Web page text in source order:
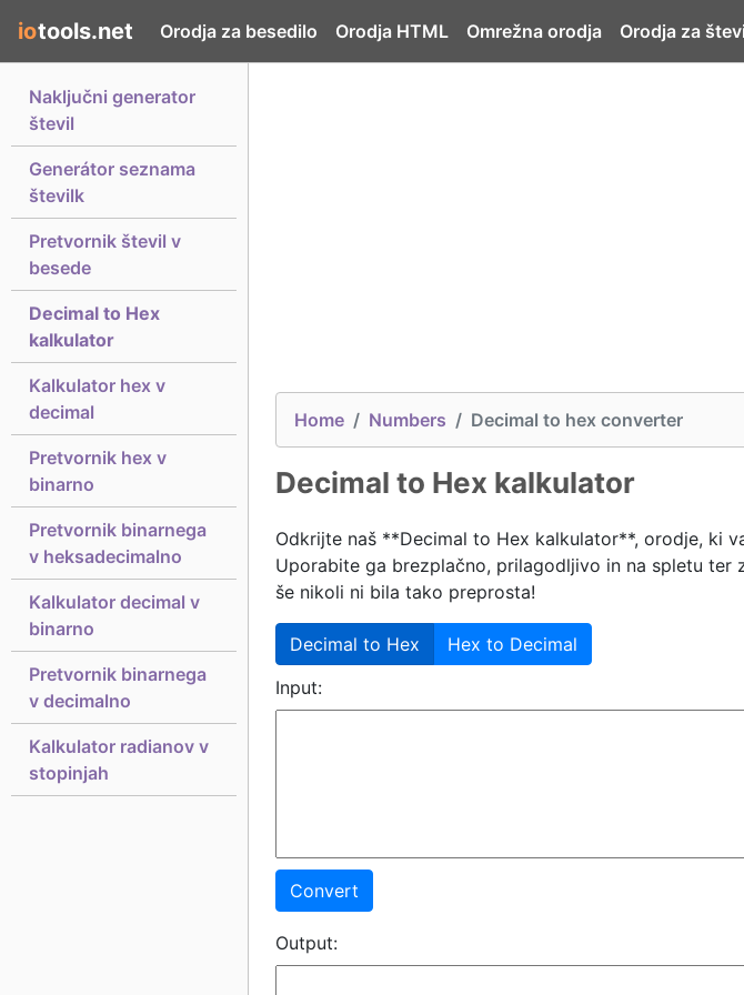
iotools.net Orodja za besedilo Orodja HTML Omrežna orodja Orodja za
Naključni generator
števil
Generátor seznama
številk
Pretvornik števil v
besede
Decimal to Hex
kalkulator
Kalkulator hex v
decimal
Pretvornik hex v
binarno
Pretvornik binarnega
v heksadecimalno
Kalkulator decimal v
binarno
Pretvornik binarnega
v decimalno
Kalkulator radianov v
stopinjah
Home Numbers Decimal to hex converter
Decimal to Hex kalkulator
Odkrijte naš **Decimal to Hex kalkulator**, orodje, ki
Uporabite ga brezplačno, prilagodljivo in na spletu
še nikoli ni bila tako preprosta!
Decimal to Hex
Hex to Decimal
Input:
Convert
Output: